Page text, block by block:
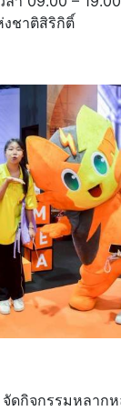
ชาติสิริกิติ์
ดกิจกรรมหลาก